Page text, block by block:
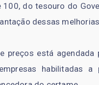
do tesouro do
dessas
preços está
habilitadas